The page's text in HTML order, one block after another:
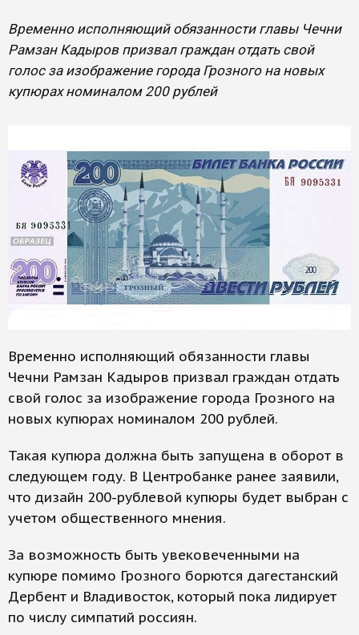
Временно исполняющий обязанности главы Чечни
Рамзан Кадыров призвал граждан отдать свой
голос за изображение города Грозного на новых
купюрах номиналом 200 рублей
Временно исполняющий обязанности главы
Чечни Рамзан Кадыров призвал граждан отдать
свой голос за изображение города Грозного на
новых купюрах номиналом 200 рублей.
Такая купюра должна быть запущена в оборот в
следующем году. В Центробанке ранее заявили,
что дизайн 200-рублевой купюры будет выбран с
учетом общественного мнения.
За возможность быть увековеченными на
купюре помимо Грозного борются дагестанский
Дербент и Владивосток, который пока лидирует
по числу симпатий россиян.